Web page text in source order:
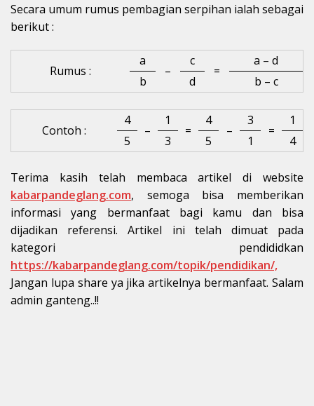
Secara umum rumus pembagian serpihan ialah sebagai
berikut :
Rumus :
a
–
c
=
a – d
b
d b – c
Contoh :
4
–
1
=
4
–
3
=
1
5
3 5 1 4
Terima kasih telah membaca artikel di website
kabarpandeglang.com, semoga bisa memberikan
informasi yang bermanfaat bagi kamu dan bisa
dijadikan referensi. Artikel ini telah dimuat pada
kategori pendididkan
https://kabarpandeglang.com/topik/pendidikan/,
Jangan lupa share ya jika artikelnya bermanfaat. Salam
admin ganteng..!!